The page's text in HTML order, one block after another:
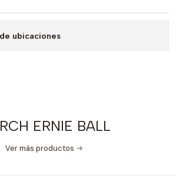
ubicaciones
ERNIE BALL
Ver más productos